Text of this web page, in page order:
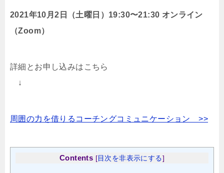
2021年10月2日（土曜日）19:30〜21:30 オンライン
（Zoom）
詳細とお申し込みはこちら
↓
周囲の力を借りるコーチングコミュニケーション >>
Contents [ 目次を非表示にする]